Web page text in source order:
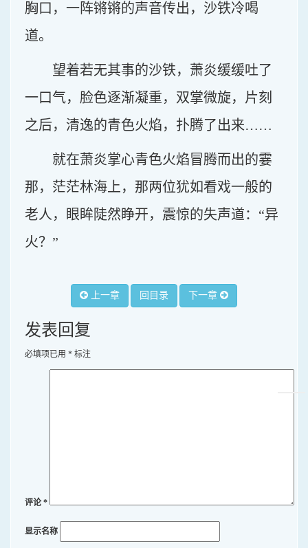
胸口，一阵锵锵的声音传出，沙铁冷喝
道。
望着若无其事的沙铁，萧炎缓缓吐了
一口气，脸色逐渐凝重，双掌微旋，片刻
之后，清逸的青色火焰，扑腾了出来……
就在萧炎掌心青色火焰冒腾而出的霎
那，茫茫林海上，那两位犹如看戏一般的
老人，眼眸陡然睁开，震惊的失声道：“异
火？”
上一章 回目录 下一章
发表回复
必填项已用 * 标注
评论*
显示名称